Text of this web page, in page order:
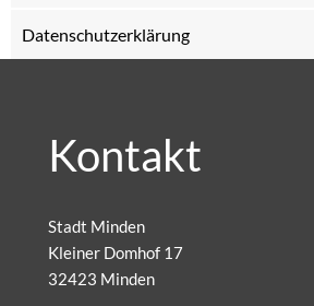
Datenschutzerklärung
Kontakt
Stadt Minden
Kleiner Domhof 17
32423 Minden